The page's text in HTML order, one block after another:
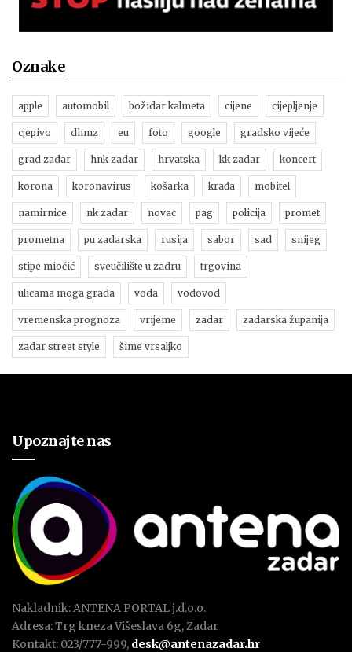
Oznake
apple automobil božidar kalmeta cijene cijepljenje
cjepivo dhmz eu foto google gradsko vijeće
grad zadar hnk zadar hrvatska kk zadar koncert
korona koronavirus košarka krađa mobitel
namirnice nk zadar novac pag policija promet
prometna pu zadarska rusija sabor sad snijeg
stipe miočić sveučilište u zadru trgovina
ulicama moga grada voda vodovod
vremenska prognoza vrijeme zadar zadarska županija
zadar street style šime vrsaljko
Upoznajte nas
Nakladnik: ANTENA PORTAL j.d.o.o.
Adresa: Trg kneza Višeslava 6g, Zadar
Kontakt: 023/777-999, desk@antenazadar.hr